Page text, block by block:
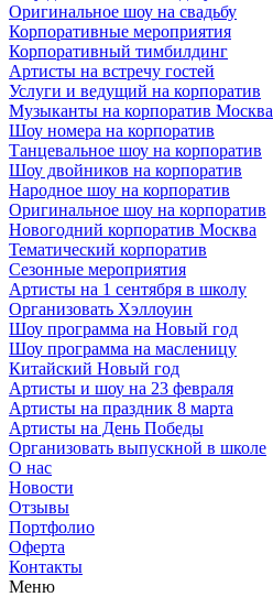
Оригинальное шоу на свадьбу
Корпоративные мероприятия
Корпоративный тимбилдинг
Артисты на встречу гостей
Услуги и ведущий на корпоратив
Музыканты на корпоратив Москва
Шоу номера на корпоратив
Танцевальное шоу на корпоратив
Шоу двойников на корпоратив
Народное шоу на корпоратив
Оригинальное шоу на корпоратив
Новогодний корпоратив Москва
Тематический корпоратив
Сезонные мероприятия
Артисты на 1 сентября в школу
Организовать Хэллоуин
Шоу программа на Новый год
Шоу программа на масленицу
Китайский Новый год
Артисты и шоу на 23 февраля
Артисты на праздник 8 марта
Артисты на День Победы
Организовать выпускной в школе
О нас
Новости
Отзывы
Портфолио
Оферта
Контакты
Меню